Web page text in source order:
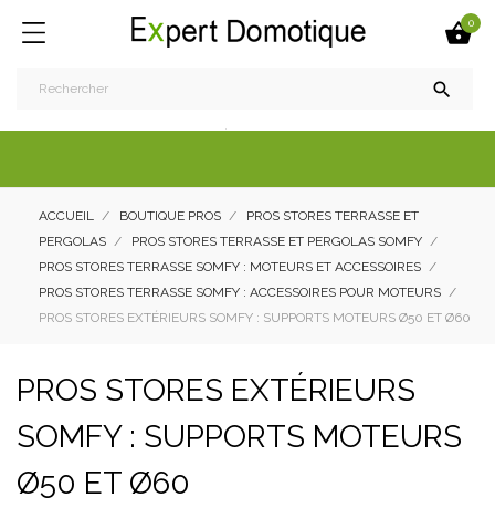
0

ACCUEIL BOUTIQUE PROS
PROS STORES TERRASSE ET
PERGOLAS
PROS STORES TERRASSE ET PERGOLAS SOMFY
PROS STORES TERRASSE SOMFY : MOTEURS ET ACCESSOIRES
PROS STORES TERRASSE SOMFY : ACCESSOIRES POUR MOTEURS
PROS STORES EXTÉRIEURS SOMFY : SUPPORTS MOTEURS Ø50 ET Ø60
PROS STORES EXTÉRIEURS
SOMFY : SUPPORTS MOTEURS
Ø50 ET Ø60